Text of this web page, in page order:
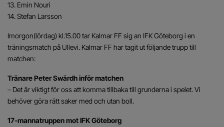
13. Emin Nouri
14. Stefan Larsson
Imorgon(lördag) kl.15.00 tar Kalmar FF sig an IFK Göteborg i en
träningsmatch på Ullevi. Kalmar FF har tagit ut följande trupp till
matchen:
Tränare Peter Swärdh inför matchen
– Det är viktigt för oss att komma tillbaka till grunderna i spelet. Vi
behöver göra rätt saker med och utan boll.
17-mannatruppen mot IFK Göteborg